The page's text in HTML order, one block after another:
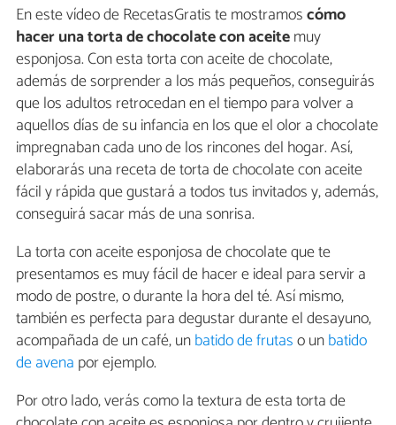
En este vídeo de RecetasGratis te mostramoscómo
hacer una torta de chocolatecon aceitemuy
esponjosa. Con esta torta con aceite de chocolate,
además de sorprender a los más pequeños, conseguirás
que los adultos retrocedan en el tiempo para volver a
aquellos días de su infancia en los que el olor a chocolate
impregnaban cada uno de los rincones del hogar. Así,
elaborarás una receta de torta de chocolate con aceite
fácil y rápida que gustará a todos tus invitados y, además,
conseguirá sacar más de una sonrisa.
La torta con aceite esponjosa de chocolate que te
presentamos es muy fácil de hacer e ideal para servir a
modo de postre, o durante la hora del té. Así mismo,
también es perfecta para degustar durante el desayuno,
acompañada de un café, unbatido de frutaso unbatido
de avena por ejemplo.
Por otro lado, verás como la textura de esta torta de